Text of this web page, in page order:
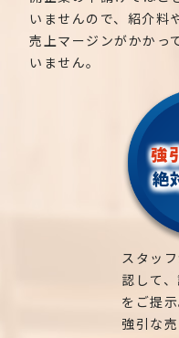
いませんので、紹介料
売上マージンがかかっ
いません。
強
絶
スタッ
認して
をご提
強引な